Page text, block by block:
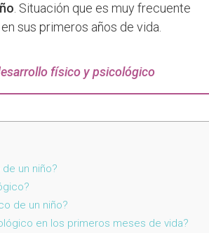
. Situación que es muy frecuente
sus primeros años de vida.
físico y psicológico
un niño?
de un niño?
en los primeros meses de vida?